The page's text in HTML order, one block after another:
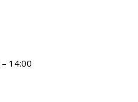
– 14:00